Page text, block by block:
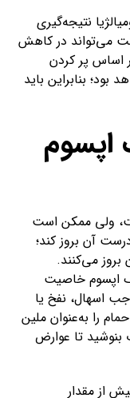
به فیبرومیالژیا نتیجه‌گیری
می‌تواند در کاهش
اساس پر کردن
بنابراین باید
ولی ممکن است
آن بروز کند؛
می‌کنند.
اپسوم خاصیت
اسهال، نفخ یا
را به‌عنوان ملین
بنوشید تا عوارض
از مقدار